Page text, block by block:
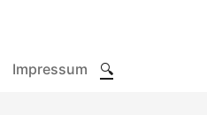
Impressum 🔍